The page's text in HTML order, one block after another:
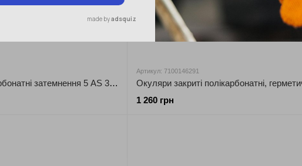
Окуляри полікарбонатні затемнення 5 AS 3М 2895S
Артикул: 7100146291
1 260 грн